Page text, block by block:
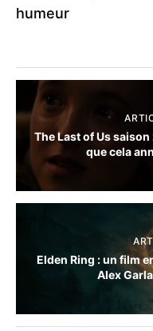
humeur
The Last of Us
que cela
Elden Ring : un film
Alex